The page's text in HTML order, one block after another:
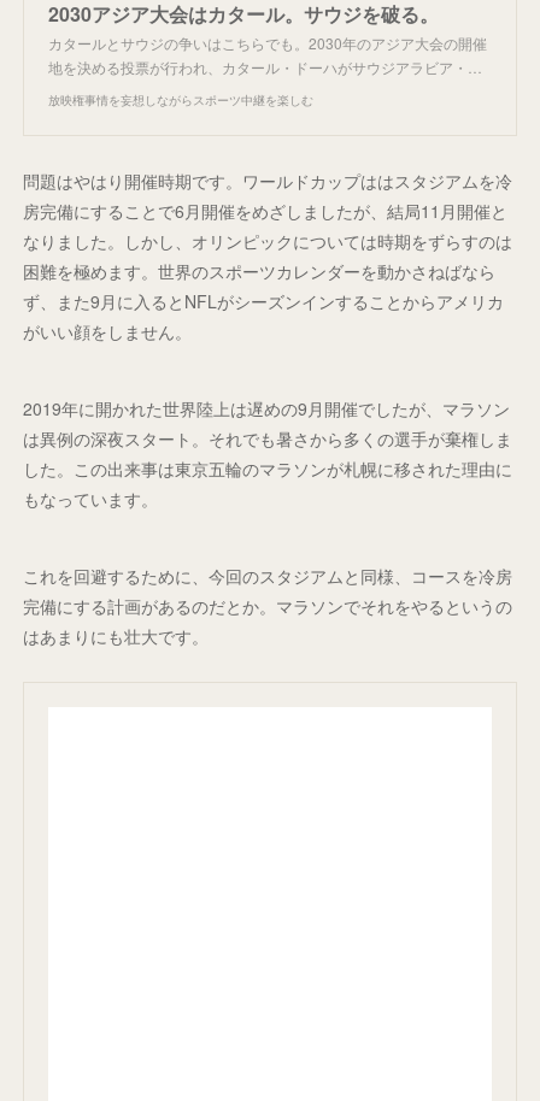
2030アジア大会はカタール。サウジを破る。
カタールとサウジの争いはこちらでも。2030年のアジア大会の開催
地を決める投票が行われ、カタール・ドーハがサウジアラビア・…
放映権事情を妄想しながらスポーツ中継を楽しむ
問題はやはり開催時期です。ワールドカップははスタジアムを冷
房完備にすることで6月開催をめざしましたが、結局11月開催と
なりました。しかし、オリンピックについては時期をずらすのは
困難を極めます。世界のスポーツカレンダーを動かさねばなら
ず、また9月に入るとNFLがシーズンインすることからアメリカ
がいい顔をしません。
2019年に開かれた世界陸上は遅めの9月開催でしたが、マラソン
は異例の深夜スタート。それでも暑さから多くの選手が棄権しま
した。この出来事は東京五輪のマラソンが札幌に移された理由に
もなっています。
これを回避するために、今回のスタジアムと同様、コースを冷房
完備にする計画があるのだとか。マラソンでそれをやるというの
はあまりにも壮大です。